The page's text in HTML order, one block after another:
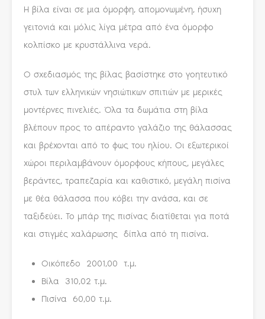
Η βίλα είναι σε μια όμορφη, απομονωμένη, ήσυχη
γειτονιά και μόλις λίγα μέτρα από ένα όμορφο
κολπίσκο με κρυστάλλινα νερά.
Ο σχεδιασμός της βίλας βασίστηκε στο γοητευτικό
στυλ των ελληνικών νησιώτικων σπιτιών με μερικές
μοντέρνες πινελιές. Όλα τα δωμάτια στη βίλα
βλέπουν προς το απέραντο γαλάζιο της θάλασσας
και βρέχονται από το φως του ηλίου. Οι εξωτερικοί
χώροι περιλαμβάνουν όμορφους κήπους, μεγάλες
βεράντες, τραπεζαρία και καθιστικό, μεγάλη πισίνα
με θέα θάλασσα που κόβει την ανάσα, και σε
ταξιδεύει. Το μπάρ της πισίνας διατίθεται για ποτά
και στιγμές χαλάρωσης δίπλα από τη πισίνα.
Οικόπεδο 2001,00 τ.μ.
Βίλα 310,02 τ.μ.
Πισίνα 60,00 τ.μ.